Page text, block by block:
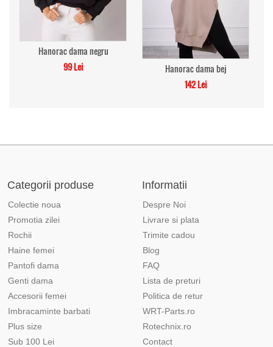
Hanorac dama negru
99 Lei
Hanorac dama bej
142 Lei
Categorii produse
Colectie noua
Promotia zilei
Rochii
Haine femei
Pantofi dama
Genti dama
Accesorii femei
Imbracaminte barbati
Plus size
Sub 100 Lei
Informatii
Despre Noi
Livrare si plata
Trimite cadou
Blog
FAQ
Lista de preturi
Politica de retur
WRT-Parts.ro
Rotechnix.ro
Contact